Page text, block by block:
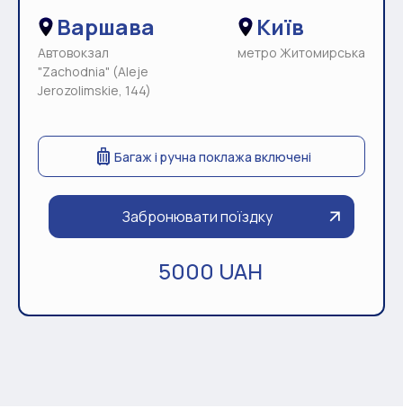
Варшава
Автовокзал
"Zachodnia" (Aleje
Jerozolimskie, 144)
Київ
метро Житомирська
Багаж і ручна поклажа включені
Забронювати поїздку
5000 UAH